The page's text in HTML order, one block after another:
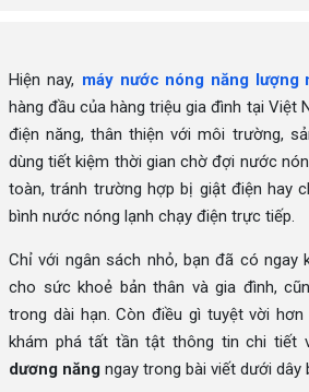
Hiện nay, máy nước nóng năng lượng
hàng đầu của hàng triệu gia đình tại Việt
điện năng, thân thiện với môi trường,
dùng tiết kiệm thời gian chờ đợi nước
toàn, tránh trường hợp bị giật điện hay
bình nước nóng lạnh chạy điện trực tiếp.
Chỉ với ngân sách nhỏ, bạn đã có ngay
cho sức khoẻ bản thân và gia đình,
trong dài hạn. Còn điều gì tuyệt vời
khám phá tất tần tật thông tin chi tiết
dương năng ngay trong bài viết dưới dây